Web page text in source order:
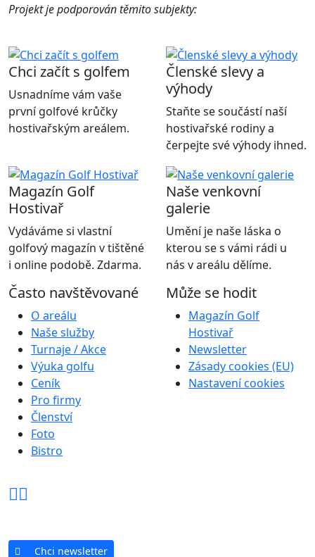
Projekt je podporován těmito subjekty:
Chci začít s golfem
Usnadníme vám vaše
první golfové krůčky
hostivařským areálem.
Členské slevy a
výhody
Staňte se součástí naší
hostivařské rodiny a
čerpejte své výhody ihned.
Magazín Golf
Hostivař
Vydáváme si vlastní
golfový magazín v tištěné
i online podobě. Zdarma.
Naše venkovní
galerie
Umění je naše láska o
kterou se s vámi rádi u
nás v areálu dělíme.
Často navštěvované
O areálu
Naše služby
Turnaje / Akce
Výuka golfu
Ceník
Pro firmy
Členství
Foto
Bistro
Může se hodit
Magazín Golf
Hostivař
Newsletter
Zásady cookies (EU)
Nastavení cookies
Chci newsletter